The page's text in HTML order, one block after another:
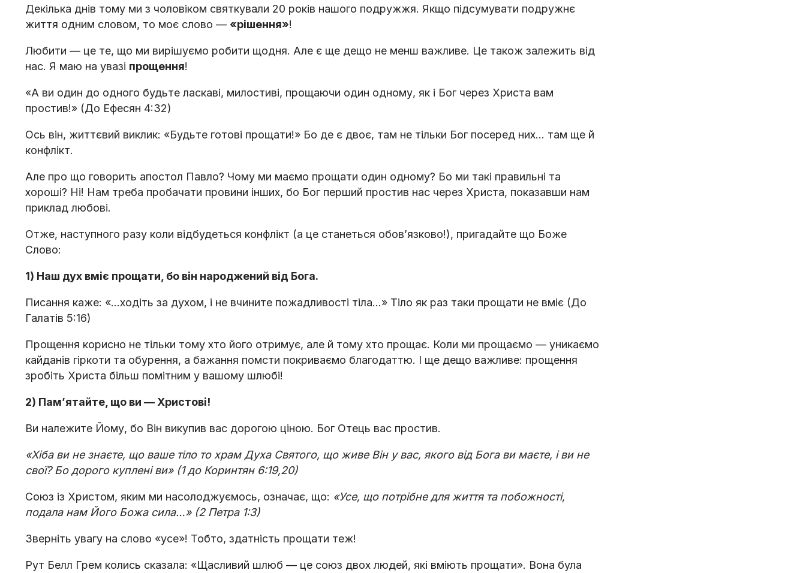
Декілька днів тому ми з чоловіком святкували 20 років нашого подружжя. Якщо підсумувати подружнє
життя одним словом, то моє слово — «рішення»!
Любити — це те, що ми вирішуємо робити щодня. Але є ще дещо не менш важливе. Це також залежить від
нас. Я маю на увазі прощення!
«А ви один до одного будьте ласкаві, милостиві, прощаючи один одному, як і Бог через Христа вам
простив!» (До Ефесян 4:32)
Ось він, життєвий виклик: «Будьте готові прощати!» Бо де є двоє, там не тільки Бог посеред них… там ще й
конфлікт.
Але про що говорить апостол Павло? Чому ми маємо прощати один одному? Бо ми такі правильні та
хороші? Ні! Нам треба пробачати провини інших, бо Бог перший простив нас через Христа, показавши нам
приклад любові.
Отже, наступного разу коли відбудеться конфлікт (а це станеться обов’язково!), пригадайте що Боже
Слово:
1) Наш дух вміє прощати, бо він народжений від Бога.
Писання каже: «...ходіть за духом, і не вчините пожадливості тіла…» Тіло як раз таки прощати не вміє (До
Галатів 5:16)
Прощення корисно не тільки тому хто його отримує, але й тому хто прощає. Коли ми прощаємо — уникаємо
кайданів гіркоти та обурення, а бажання помсти покриваємо благодаттю. І ще дещо важливе: прощення
зробіть Христа більш помітним у вашому шлюбі!
2) Пам’ятайте, що ви — Христові!
Ви належите Йому, бо Він викупив вас дорогою ціною. Бог Отець вас простив.
«Хіба ви не знаєте, що ваше тіло то храм Духа Святого, що живе Він у вас, якого від Бога ви маєте, і ви не
свої? Бо дорого куплені ви» (1 до Коринтян 6:19,20)
Союз із Христом, яким ми насолоджуємось, означає, що: «Усе, що потрібне для життя та побожності,
подала нам Його Божа сила…» (2 Петра 1:3)
Зверніть увагу на слово «усе»! Тобто, здатність прощати теж!
Рут Белл Грем колись сказала: «Щасливий шлюб — це союз двох людей, які вміють прощати». Вона була